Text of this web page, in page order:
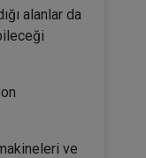
alanlar da
ve